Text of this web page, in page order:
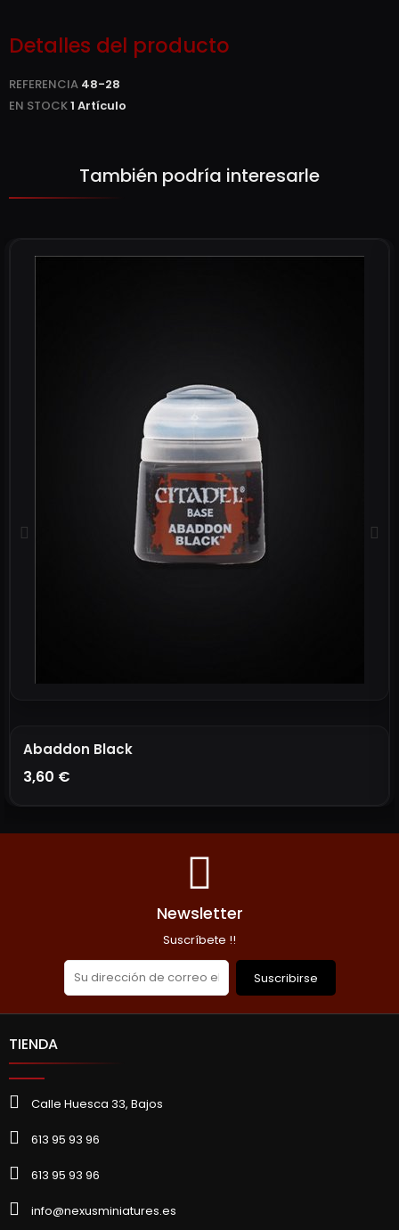
Detalles del producto
REFERENCIA 48-28
EN STOCK1 Artículo
También podría interesarle
Abaddon Black
3,60 €
AÑADIR A LA CESTA
Newsletter
Suscríbete !!
Suscribirse
TIENDA
Calle Huesca 33, Bajos
613 95 93 96
613 95 93 96
info@nexusminiatures.es